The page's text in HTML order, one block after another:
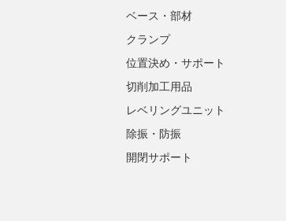
ベース・部材
クランプ
位置決め・サポート
切削加工用品
レベリングユニット
除振・防振
開閉サポート